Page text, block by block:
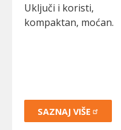
Uključi i koristi,
kompaktan, moćan.
SAZNAJ VIŠE